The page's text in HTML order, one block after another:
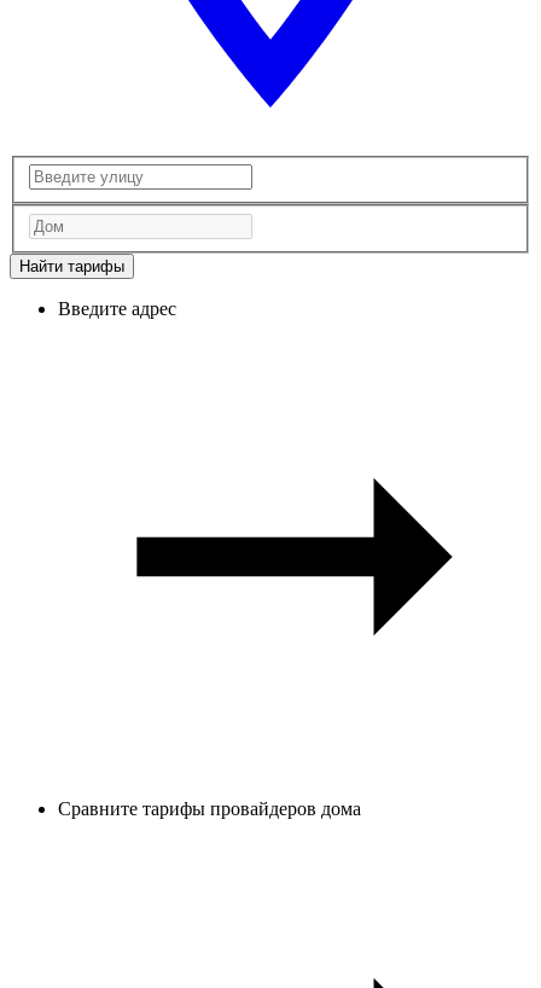
Найти тарифы
Введите адрес
Сравните тарифы провайдеров дома